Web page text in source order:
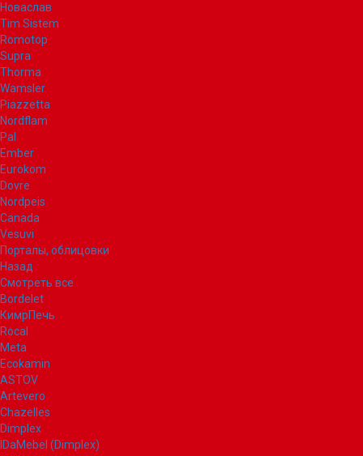
Новаслав
Tim Sistem
Romotop
Supra
Thorma
Wamsler
Piazzetta
Nordflam
Pal
Ember
Eurokom
Dovre
Nordpeis
Canada
Vesuvi
Порталы, облицовки
Назад
Смотреть все
Bordelet
КимрПечь
Rocal
Meta
Ecokamin
ASTOV
Artevero
Chazelles
Dimplex
IDaMebel (Dimplex)